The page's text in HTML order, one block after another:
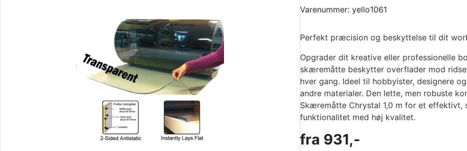
Varenummer: yello1061
Perfekt præcision og beskyttelse til dit
Opgrader dit kreative eller professionelle
skæremåtte beskytter overflader mod
hver gang. Ideel til hobbyister, designere
andre materialer. Den lette, men robuste
Skæremåtte Chrystal 1,0 m for et
funktionalitet med høj kvalitet.
fra 931,-